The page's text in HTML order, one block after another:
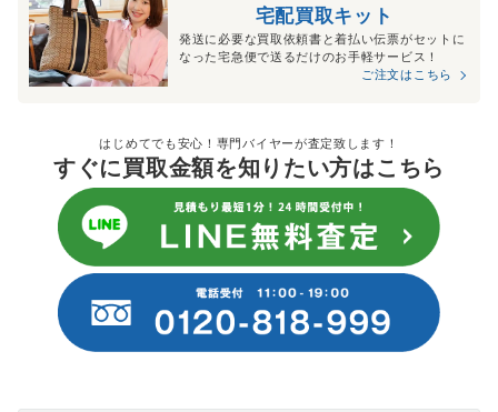
宅配買取キット
発送に必要な買取依頼書と着払い伝票がセットに
なった宅急便で送るだけのお手軽サービス！
ご注文はこちら
はじめてでも安心！専門バイヤーが査定致します！
すぐに買取金額を知りたい方はこちら